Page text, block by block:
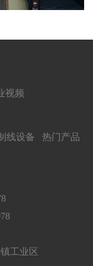
视频
线设备
热门产品
工业区